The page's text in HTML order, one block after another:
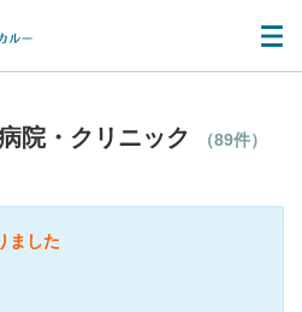
院・クリニック （89件）
ました